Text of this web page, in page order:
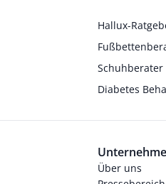
Hallux-
Schuhberater
Diabetes
Über uns